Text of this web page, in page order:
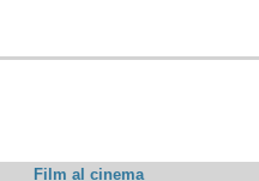
Film al cinema